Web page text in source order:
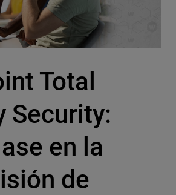
Total
Security:
en la
de